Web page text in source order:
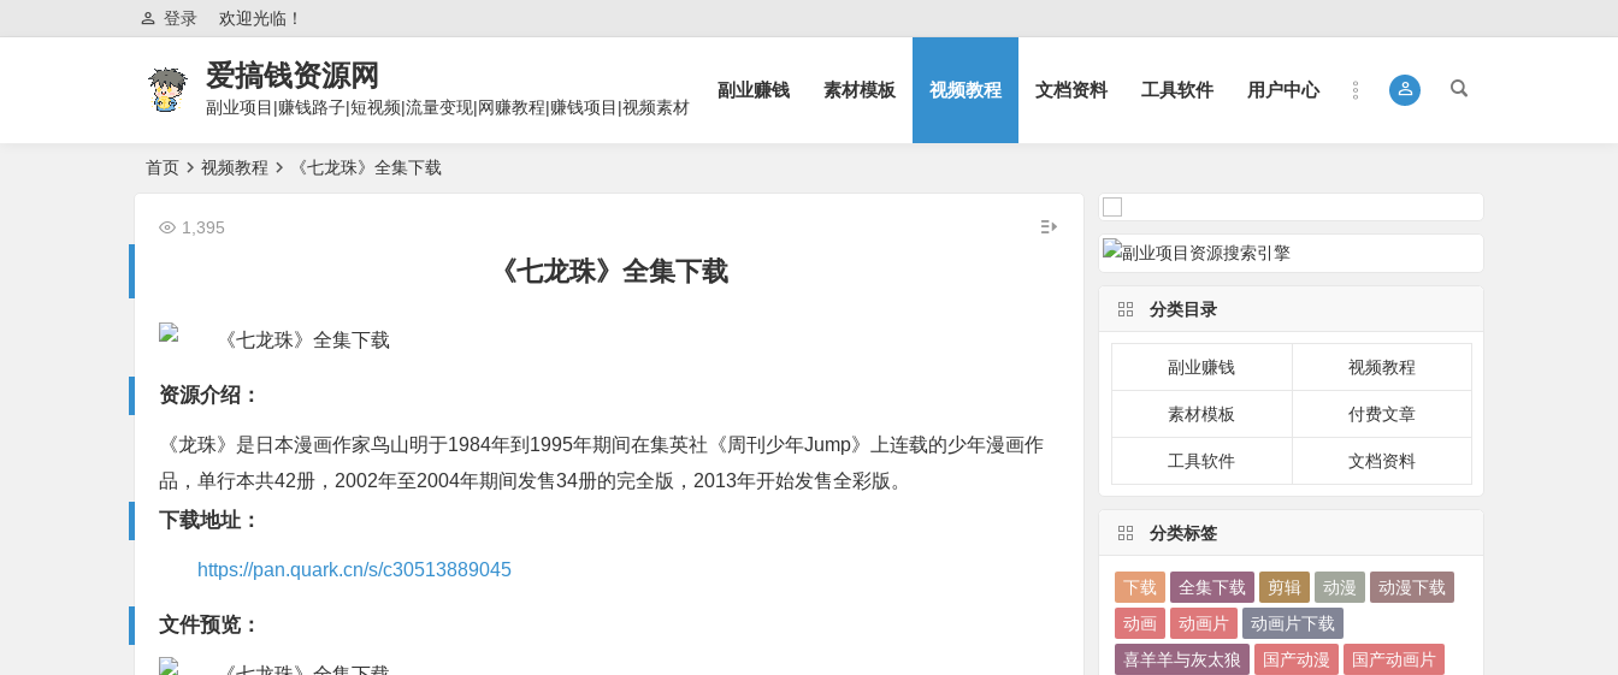
欢迎光临！
登录
爱搞钱资源网
副业项目|赚钱路子|短视频|流量变现|网赚教程|赚钱项目|视频素材
副业赚钱 素材模板 视频教程 文档资料 工具软件 用户中心
首页 视频教程 《七龙珠》全集下载
《七龙珠》全集下载
1,395
资源介绍：
《龙珠》是日本漫画作家鸟山明于1984年到1995年期间在集英社《周刊少年Jump》上连载的少年漫画作
品，单行本共42册，2002年至2004年期间发售34册的完全版，2013年开始发售全彩版。
下载地址：
https://pan.quark.cn/s/c30513889045
文件预览：
分类目录
副业赚钱 视频教程
素材模板 付费文章
工具软件 文档资料
分类标签
下载 全集下载 剪辑 动漫
动漫下载
动画
动画片
动画片下载
喜羊羊与灰太狼
国产动漫
国产动画片